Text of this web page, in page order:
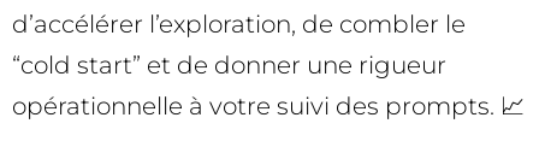
d’accélérer l’exploration, de combler le
“cold start” et de donner une rigueur
opérationnelle à votre suivi des prompts. 📈